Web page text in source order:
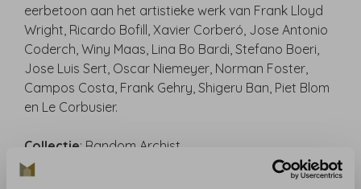
eerbetoon aan het artistieke werk van Frank Lloyd
Wright, Ricardo Bofill, Xavier Corberó, Jose Antonio
Coderch, Winy Maas, Lina Bo Bardi, Stefano Boeri,
Jose Luis Sert, Oscar Niemeyer, Norman Foster,
Campos Costa, Frank Gehry, Shigeru Ban, Piet Blom
en Le Corbusier.
Collectie: Random Archist
Materiaal: